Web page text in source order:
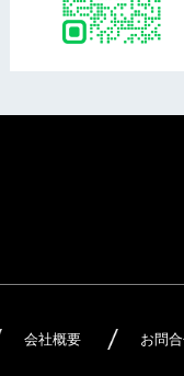
会社概要 お問